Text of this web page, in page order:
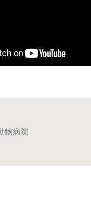
物病院